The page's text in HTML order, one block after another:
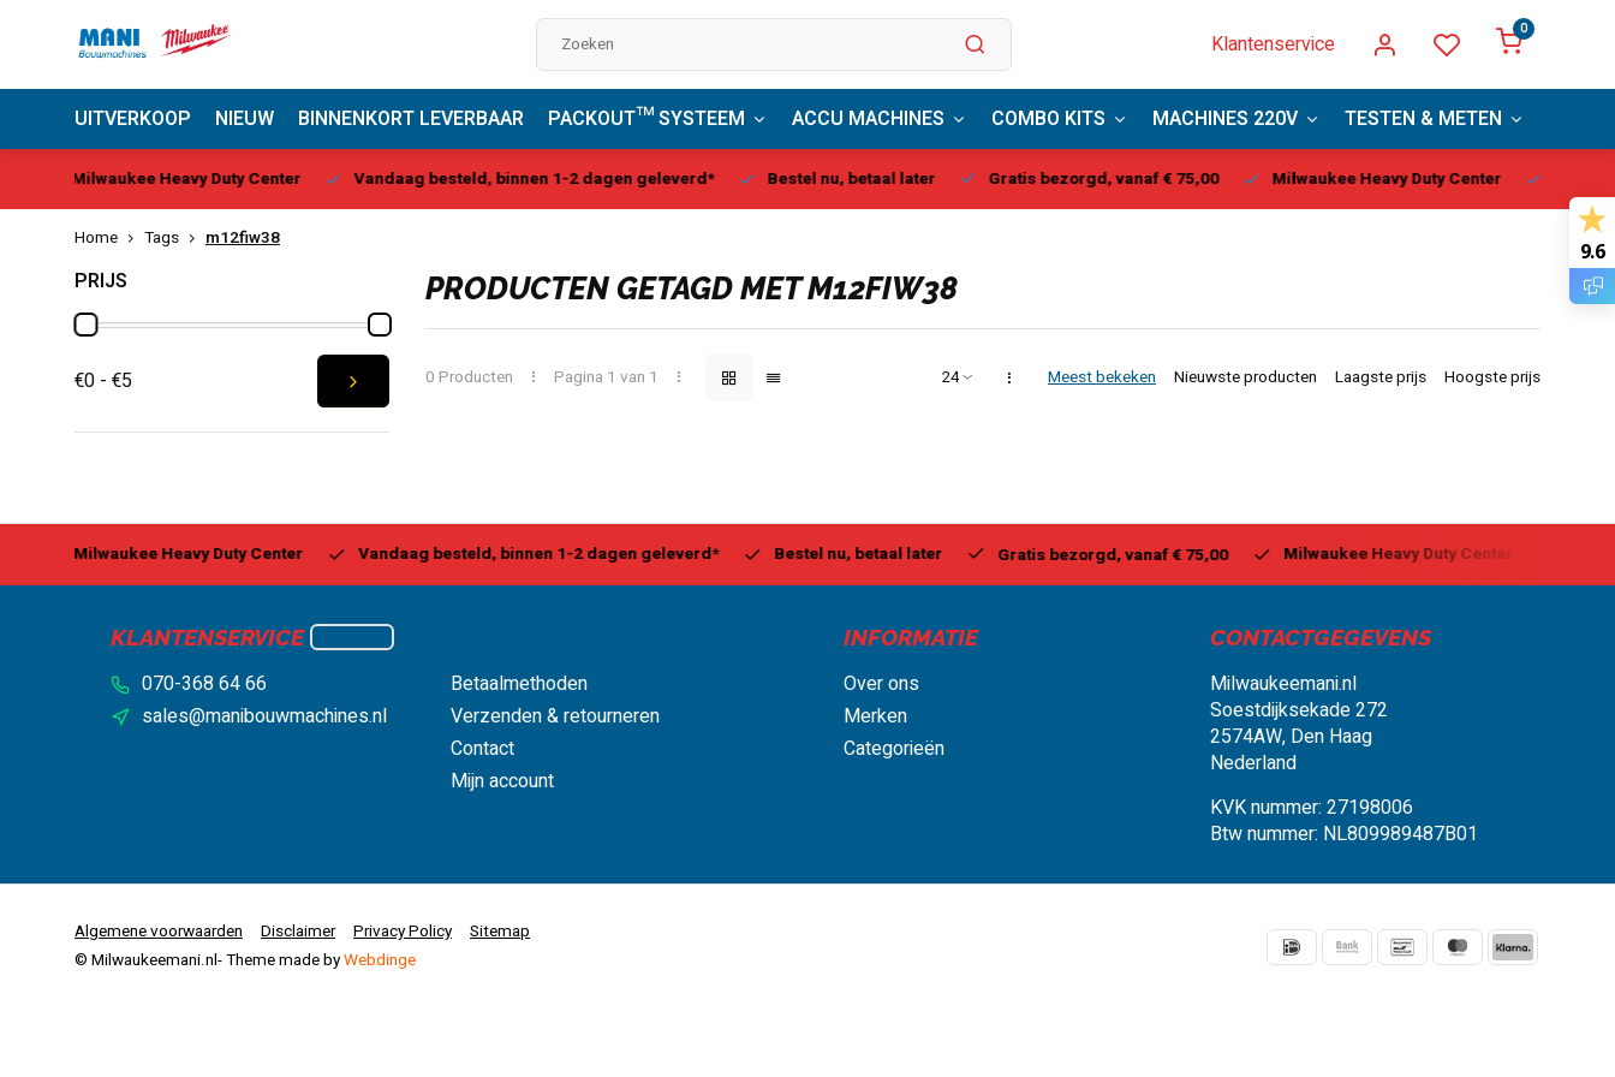
Klantenservice
0
UITVERKOOP NIEUW BINNENKORT LEVERBAAR PACKOUT™ SYSTEEM ACCU MACHINES COMBO KITS MACHINES 220V TESTEN & METEN
Vandaag besteld, binnen 1-2 dagen geleverd* Bestel nu, betaal later Gratis bezorgd, vanaf € 75,00 Milwaukee Heavy Duty Center Vandaag besteld, binnen 1-2 dagen
Home Tags m12fiw38
PRIJS
€0 - €5
PRODUCTEN GETAGD MET M12FIW38
0 Producten Pagina 1 van 1 Meest bekeken Nieuwste producten Laagste prijs Hoogste prijs
Vandaag besteld, binnen 1-2 dagen geleverd* Bestel nu, betaal later Gratis bezorgd, vanaf € 75,00 Milwaukee Heavy Duty Center Vandaag besteld, binnen 1-2 dagen
KLANTENSERVICE
070-368 64 66
sales@manibouwmachines.nl
Betaalmethoden
Verzenden & retourneren
Contact
Mijn account
INFORMATIE
Over ons
Merken
Categorieën
CONTACTGEGEVENS
Milwaukeemani.nl
Soestdijksekade 272
2574AW, Den Haag
Nederland
KVK nummer: 27198006
Btw nummer: NL809989487B01
Algemene voorwaarden Disclaimer Privacy Policy
Sitemap
© Milwaukeemani.nl- Theme made byWebdinge
9.6